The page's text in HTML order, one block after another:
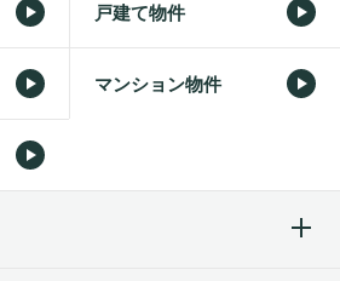
戸建て物件
マンション物件